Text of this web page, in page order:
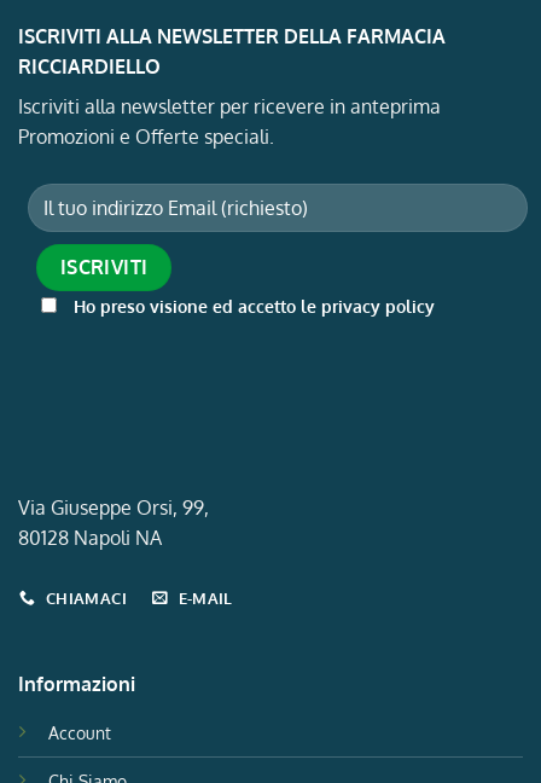
ISCRIVITI ALLA NEWSLETTER DELLA FARMACIA
RICCIARDIELLO
Iscriviti alla newsletter per ricevere in anteprima
Promozioni e Offerte speciali.
Ho preso visione ed accetto le privacy policy
Via Giuseppe Orsi, 99,
80128 Napoli NA
CHIAMACI E-MAIL
Informazioni
Account